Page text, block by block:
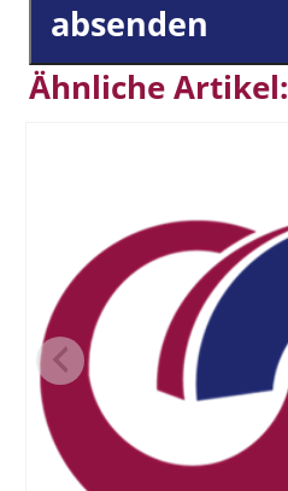
absenden
Ähnliche Artikel: